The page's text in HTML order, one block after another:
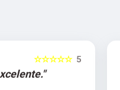
5
☆☆☆☆☆